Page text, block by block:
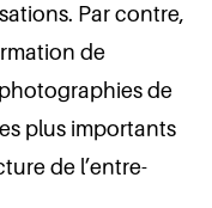
Par contre,
de
de
plus importants
de l’entre-